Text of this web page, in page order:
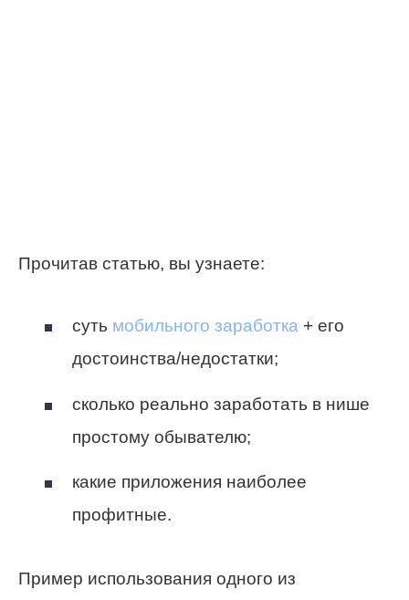
Прочитав статью, вы узнаете:
суть мобильного заработка + его
достоинства/недостатки;
сколько реально заработать в нише
простому обывателю;
какие приложения наиболее
профитные.
Пример использования одного из